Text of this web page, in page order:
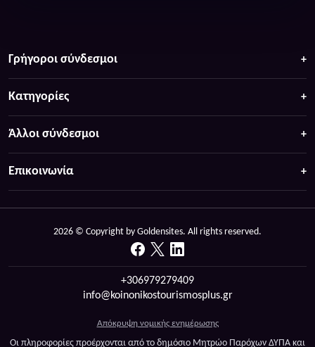
Γρήγοροι σύνδεσμοι
Κατηγορίες
Άλλοι σύνδεσμοι
Επικοινωνία
2026 © Copyright by Goldensites. All rights reserved.
+306979279409
info@koinonikostourismosplus.gr
Απόκρυψη νομικής ενημέρωσης
Οι πληροφορίες προέρχονται από το δημόσιο Μητρώο Παρόχων ΔΥΠΑ και